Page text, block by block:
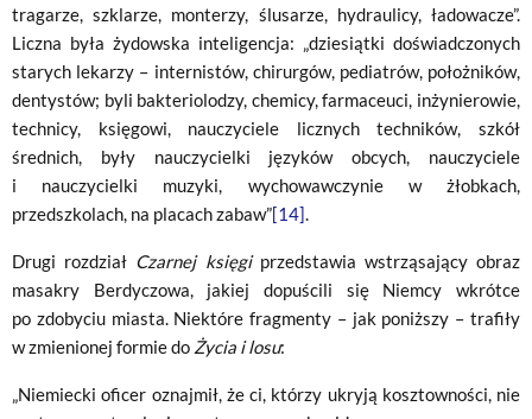
tragarze, szklarze, monterzy, ślusarze, hydraulicy, ładowacze”.
Liczna była żydowska inteligencja: „dziesiątki doświadczonych
starych lekarzy – internistów, chirurgów, pediatrów, położników,
dentystów; byli bakteriolodzy, chemicy, farmaceuci, inżynierowie,
technicy, księgowi, nauczyciele licznych techników, szkół
średnich, były nauczycielki języków obcych, nauczyciele
i nauczycielki muzyki, wychowawczynie w żłobkach,
przedszkolach, na placach zabaw”[14]
Drugi rozdział Czarnej księgiprzedstawia wstrząsający obraz
masakry Berdyczowa, jakiej dopuścili się Niemcy wkrótce
po zdobyciu miasta. Niektóre fragmenty – jak poniższy – trafiły
w zmienionej formie do Życia i losu:
„Niemiecki oficer oznajmił, że ci, którzy ukryją kosztowności, nie